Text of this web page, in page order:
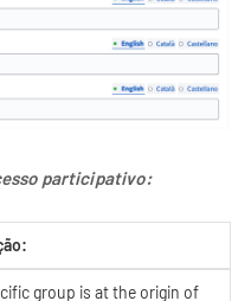
participativo:
group is at the origin of